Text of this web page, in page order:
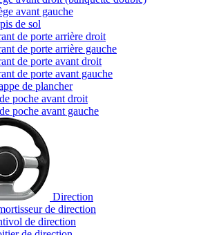
avant gauche
de sol
de porte arrière droit
de porte arrière gauche
de porte avant droit
de porte avant gauche
de plancher
poche avant droit
poche avant gauche
Direction
de direction
de direction